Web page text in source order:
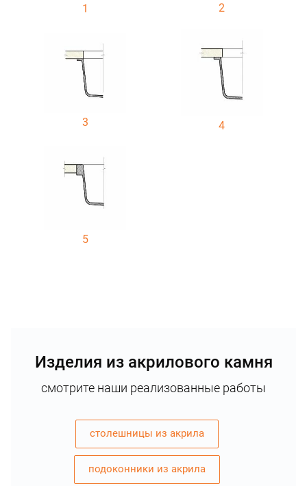
1 2
3 4
5
Изделия из акрилового камня
смотрите наши реализованные работы
столешницы из акрила
подоконники из акрила